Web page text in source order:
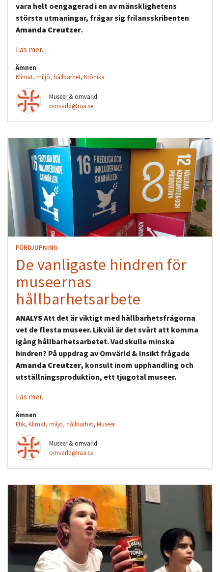
vara helt oengagerad i en av mänsklighetens
största utmaningar, frågar sig frilansskribenten
Amanda Creutzer.
Läs mer.
Ämnen
Klimat, miljö, hållbarhet, Krönika
Museer & omvärld
omvarld@raa.se
FÖRDJUPNING
De vanligaste hindren för
museernas
hållbarhetsarbete
ANALYSAtt det är viktigt med hållbarhetsfrågorna
vet de flesta museer. Likväl är det svårt att komma
igång hållbarhetsarbetet. Vad skulle minska
hindren? På uppdrag av Omvärld & Insikt frågade
Amanda Creutzer, konsult inom upphandling och
utställningsproduktion, ett tjugotal museer.
Läs mer.
Ämnen
Etik, Klimat, miljö, hållbarhet, Museer
Museer & omvärld
omvarld@raa.se